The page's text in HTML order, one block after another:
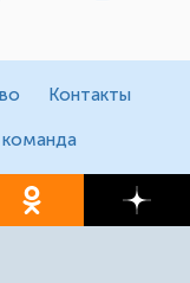
Контакты